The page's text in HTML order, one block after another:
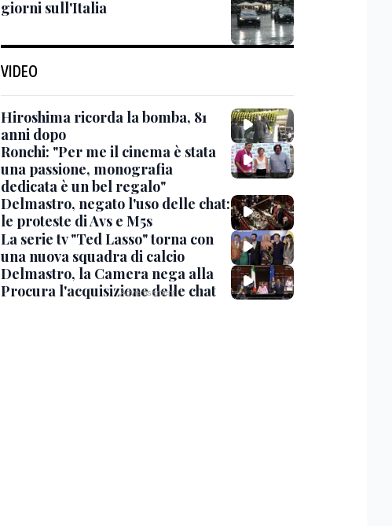
giorni sull'Italia
VIDEO
Hiroshima ricorda la bomba, 81
anni dopo
Ronchi: "Per me il cinema è stata
una passione, monografia
dedicata è un bel regalo"
Delmastro, negato l'uso delle chat:
le proteste di Avs e M5s
La serie tv "Ted Lasso" torna con
una nuova squadra di calcio
Delmastro, la Camera nega alla
Procura l'acquisizione delle chat